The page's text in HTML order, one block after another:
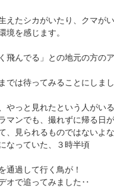
えたシカがいたり、クマが
境を感じます。
飛んでる」との地元の方の
では待ってみることにしまし
やっと見れたという人がいる
マンでも、撮れずに帰る日
、見られるものではないよ
なっていた、３時半頃
通過して行く鳥が！
オで追ってみました‥